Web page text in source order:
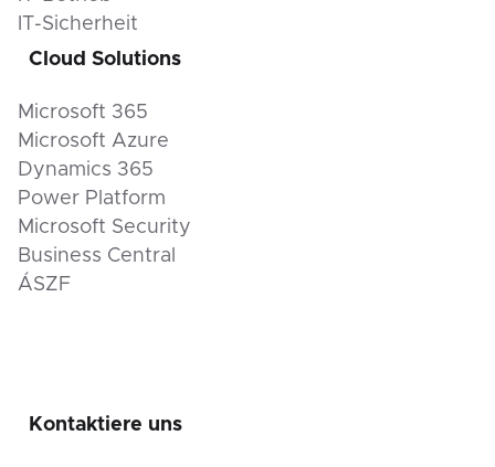
IT-Sicherheit
Cloud Solutions
Microsoft 365
Microsoft Azure
Dynamics 365
Power Platform
Microsoft Security
Business Central
ÁSZF
Kontaktiere uns